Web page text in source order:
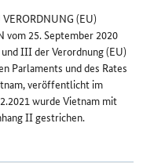
(EU)
vom 25. September 2020
III der Verordnung (EU)
Parlaments und des Rates
veröffentlicht im
wurde Vietnam mit
II gestrichen.